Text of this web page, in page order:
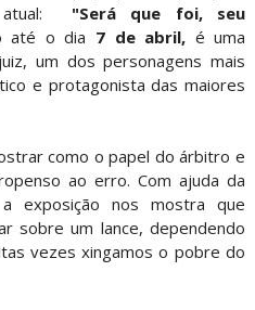
atual: "Será que foi, seu
até o dia 7 de abril, é uma
um dos personagens mais
e protagonista das maiores
como o papel do árbitro e
ao erro. Com ajuda da
exposição nos mostra que
sobre um lance, dependendo
vezes xingamos o pobre do